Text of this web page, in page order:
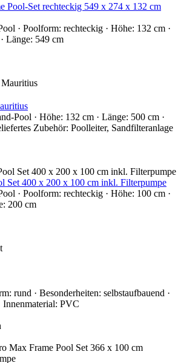
Pool-Set rechteckig 549 x 274 x 132 cm
· Poolform: rechteckig · Höhe: 132 cm ·
Länge: 549 cm
Pool · Höhe: 132 cm · Länge: 500 cm ·
Zubehör: Poolleiter, Sandfilteranlage
Set 400 x 200 x 100 cm inkl. Filterpumpe
· Poolform: rechteckig · Höhe: 100 cm ·
200 cm
rund · Besonderheiten: selbstaufbauend ·
Innenmaterial: PVC